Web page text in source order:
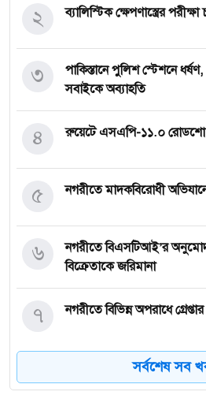
ব্যালিস্টিক ক্ষেপণাস্ত্রের
২
পাকিস্তানে পুলিশ স্টেশনে
সবাইকে অব্যাহতি
৩
রুয়েটে এসএপি-১১.০ রোডশো
৪
নগরীতে মাদকবিরোধী অভিযানে
৫
নগরীতে বিএসটিআই’র
বিক্রেতাকে জরিমানা
৬
নগরীতে বিভিন্ন অপরাধে
৭
নগরীতে পুলিশের পৃথক
ব্যবসায়ী গ্রেপ্তার
সর্বশেষ সব